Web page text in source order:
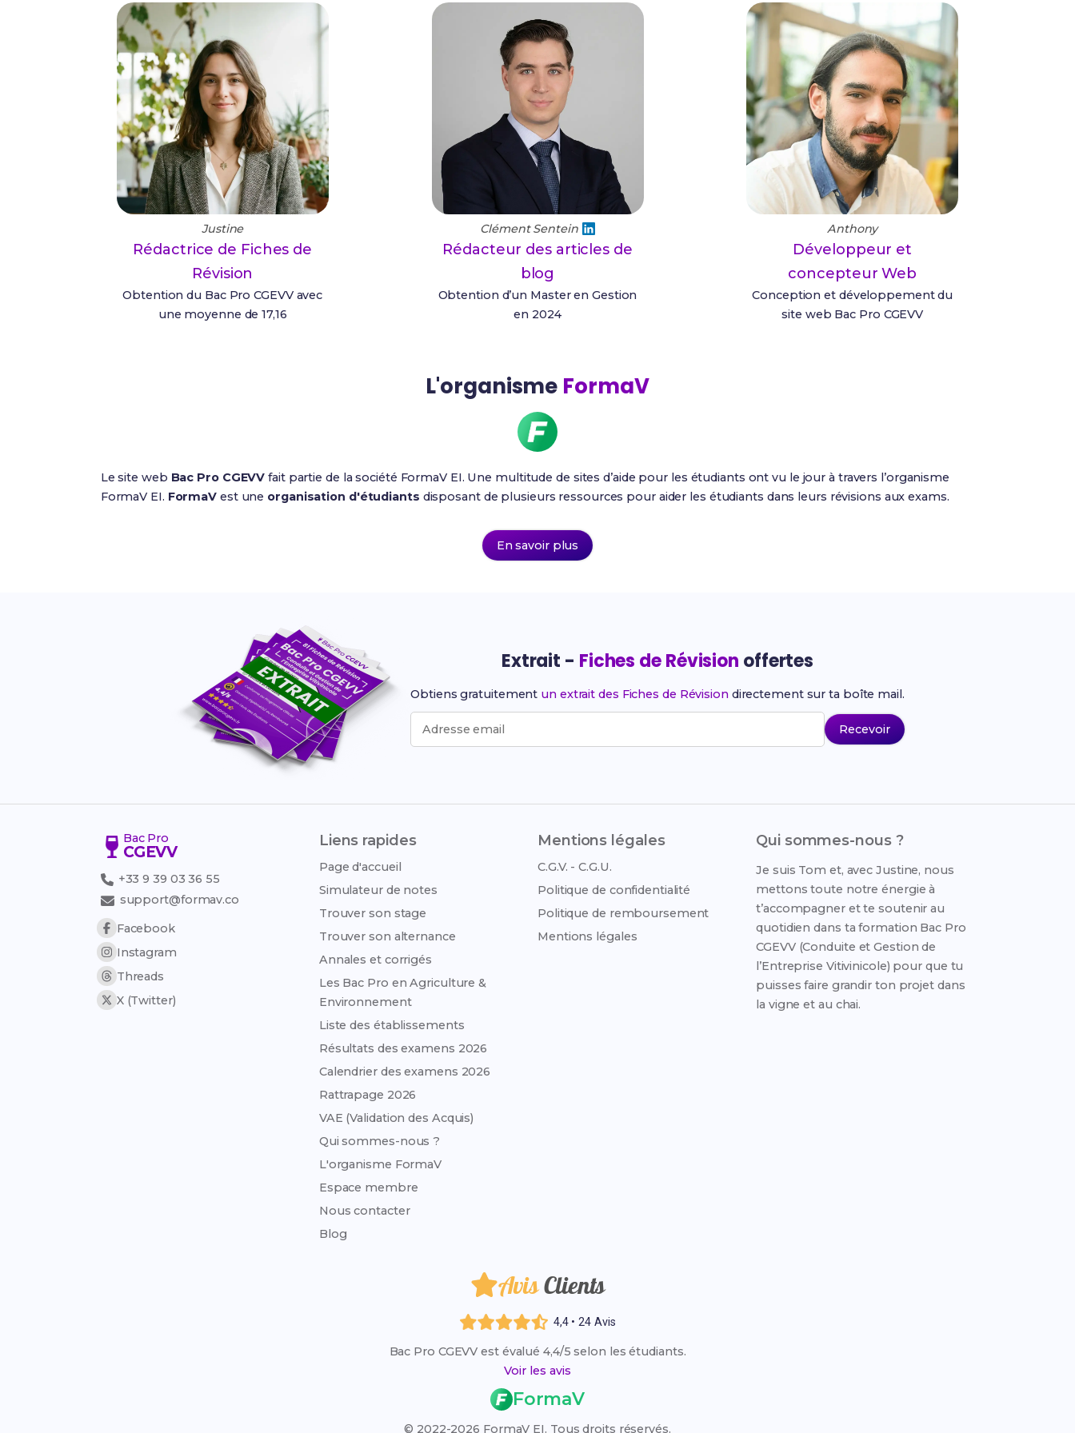
Justine
Rédactrice de Fiches de
Révision
Obtention du Bac Pro CGEVV avec
une moyenne de 17,16
Clément Sentein
Rédacteur des articles de
blog
Obtention d’un Master en Gestion
en 2024
Anthony
Développeur et
concepteur Web
Conception et développement du
site web Bac Pro CGEVV
L'organisme FormaV
Le site web Bac Pro CGEVV fait partie de la société FormaV EI. Une multitude de sites d’aide pour les étudiants ont vu le jour à travers l’organisme
FormaV EI. FormaV est une organisation d'étudiants disposant de plusieurs ressources pour aider les étudiants dans leurs révisions aux exams.
En savoir plus
Extrait - Fiches de Révision offertes
Obtiens gratuitement un extrait des Fiches de Révisiondirectement sur ta boîte mail.
Adresse email Recevoir
Bac Pro
CGEVV
+33 9 39 03 36 55
support@formav.co
Facebook
Instagram
Threads
X (Twitter)
Liens rapides
Page d'accueil
Simulateur de notes
Trouver son stage
Trouver son alternance
Annales et corrigés
Les Bac Pro en Agriculture &
Environnement
Liste des établissements
Résultats des examens 2026
Calendrier des examens 2026
Rattrapage 2026
VAE (Validation des Acquis)
Qui sommes-nous ?
L'organisme FormaV
Espace membre
Nous contacter
Blog
Mentions légales
C.G.V. - C.G.U.
Politique de confidentialité
Politique de remboursement
Mentions légales
Qui sommes-nous ?
Je suis Tom et, avec Justine, nous
mettons toute notre énergie à
t’accompagner et te soutenir au
quotidien dans ta formation Bac Pro
CGEVV (Conduite et Gestion de
l’Entreprise Vitivinicole) pour que tu
puisses faire grandir ton projet dans
la vigne et au chai.
AvisClients
4,4 • 24 Avis
Bac Pro CGEVV est évalué 4,4/5 selon les étudiants.
Voir les avis
FormaV
© 2022-2026 FormaV EI. Tous droits réservés.